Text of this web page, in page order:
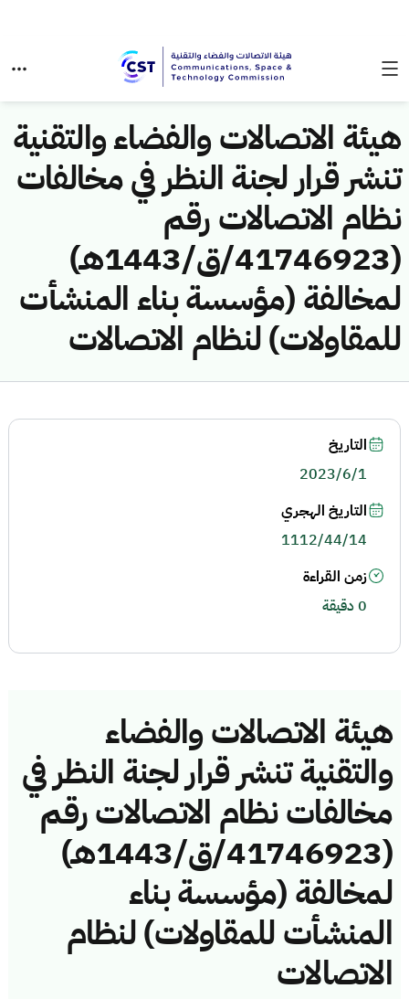
هيئة الاتصالات والفضاء والتقنية
تنشر قرار لجنة النظر في مخالفات
نظام الاتصالات رقم
(41746923/ق/1443هـ)
لمخالفة (مؤسسة بناء المنشأت
للمقاولات) لنظام الاتصالات
هيئة الاتصالات والفضاء
والتقنية تنشر قرار لجنة النظر في
مخالفات نظام الاتصالات رقم
(41746923/ق/1443هـ)
لمخالفة (مؤسسة بناء
المنشأت للمقاولات) لنظام
الاتصالات
التاريخ
2023/6/1
التاريخ الهجري
1112/44/14
زمن القراءة
0 دقيقة